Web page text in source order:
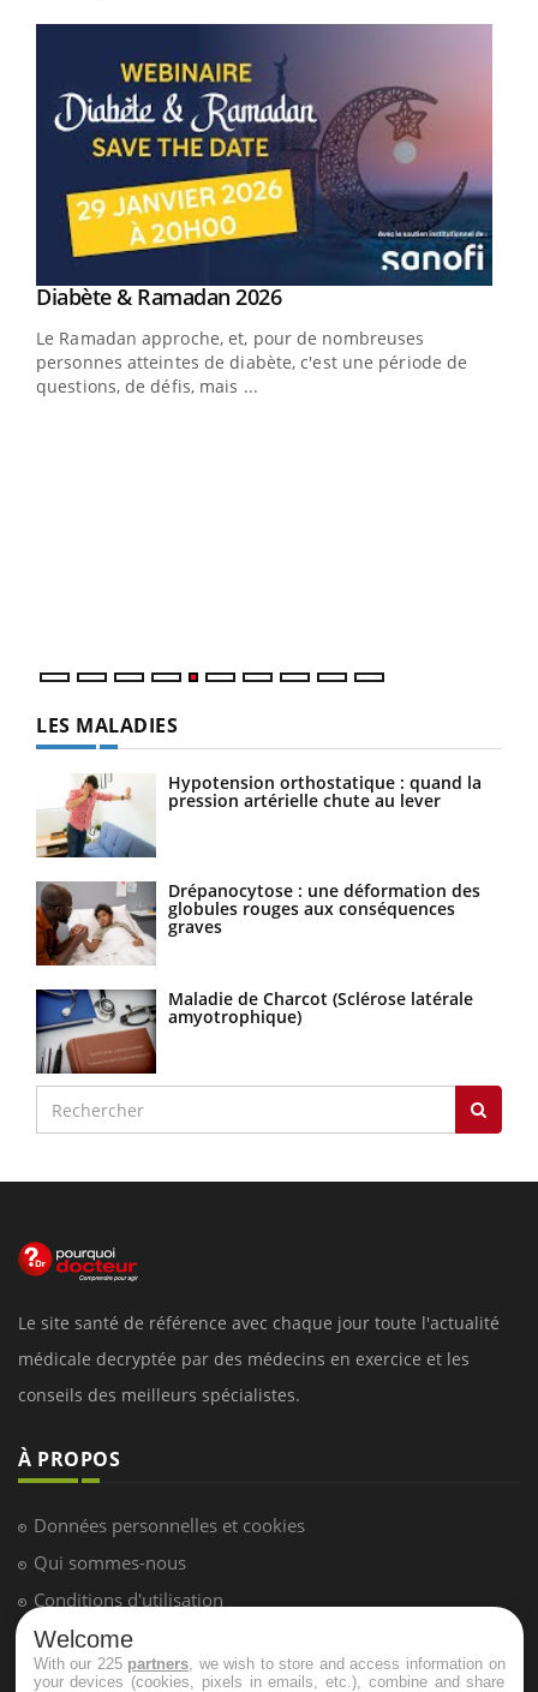
Youtube
Diabète & Ramadan 2026Youtube
Le Ramadan approche, et, pour de nombreuses
personnes atteintes de diabète, c'est une période de
questions, de défis, mais ...
LES MALADIES
Hypotension orthostatique : quand la
pression artérielle chute au lever
Drépanocytose : une déformation des
globules rouges aux conséquences
graves
Maladie de Charcot (Sclérose latérale
amyotrophique)
Le site santé de référence avec chaque jour toute l'actualité
médicale decryptée par des médecins en exercice et les
conseils des meilleurs spécialistes.
À PROPOS
Données personnelles et cookies
Qui sommes-nous
Conditions d'utilisation
Plan du site
Mentions Légales
Welcome
With our 225 partners , we wish to store and access information on
your devices (cookies, pixels in emails, etc.), combine and share